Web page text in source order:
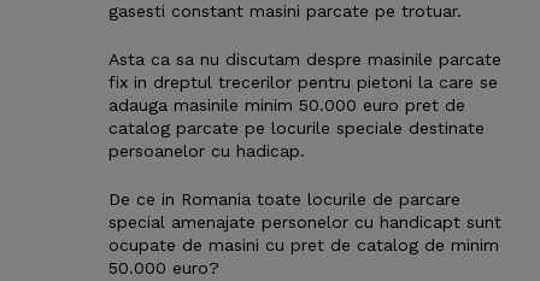
gasesti constant masini parcate pe trotuar.
Asta ca sa nu discutam despre masinile parcate
fix in dreptul trecerilor pentru pietoni la care se
adauga masinile minim 50.000 euro pret de
catalog parcate pe locurile speciale destinate
persoanelor cu hadicap.
De ce in Romania toate locurile de parcare
special amenajate personelor cu handicapt sunt
ocupate de masini cu pret de catalog de minim
50.000 euro?